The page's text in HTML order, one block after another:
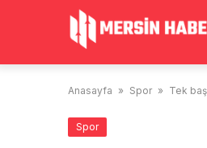
Anasayfa » Spor » Tek
Spor